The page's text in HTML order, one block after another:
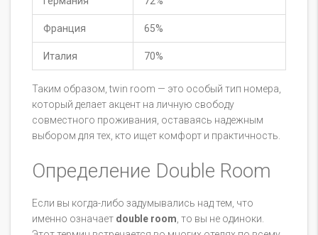
Франция 65%
Италия 70%
Таким образом, twin room — это особый тип номера,
который делает акцент на личную свободу
совместного проживания, оставаясь надежным
выбором для тех, кто ищет комфорт и практичность.
Определение Double Room
Если вы когда-либо задумывались над тем, что
именно означает double room, то вы не одиноки.